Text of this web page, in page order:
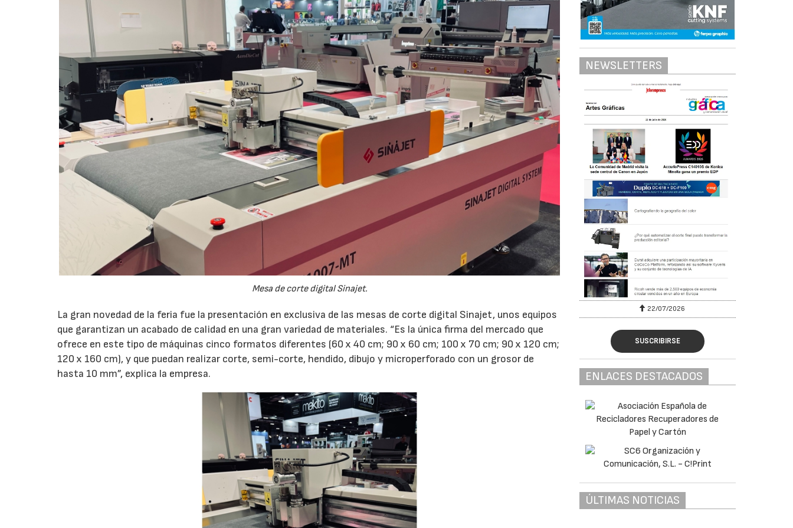
Mesa de corte digital Sinajet.
La gran novedad de la feria fue la presentación en exclusiva de las mesas de corte digital Sinajet, unos equipos
que garantizan un acabado de calidad en una gran variedad de materiales. “Es la única firma del mercado que
ofrece en este tipo de máquinas cinco formatos diferentes (60 x 40 cm; 90 x 60 cm; 100 x 70 cm; 90 x 120 cm;
120 x 160 cm), y que puedan realizar corte, semi-corte, hendido, dibujo y microperforado con un grosor de
hasta 10 mm”, explica la empresa.
NEWSLETTERS
22/07/2026
SUSCRIBIRSE
ENLACES DESTACADOS
ÚLTIMAS NOTICIAS